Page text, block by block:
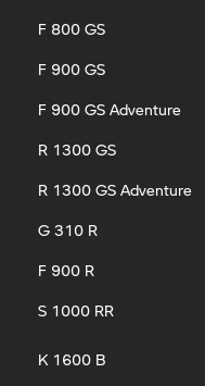
F 800 GS
F 900 GS
F 900 GS Adventure
R 1300 GS
R 1300 GS Adventure
G 310 R
F 900 R
S 1000 RR
K 1600 B